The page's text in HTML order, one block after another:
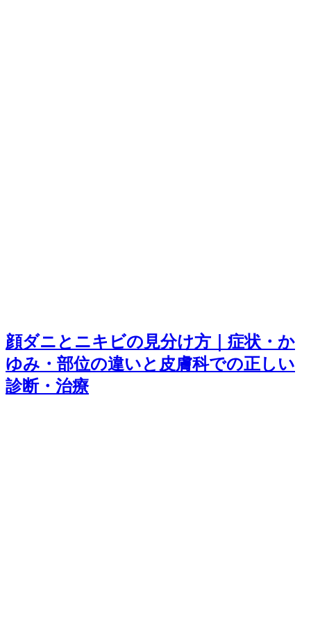
顔ダニとニキビの見分け方｜症状・か
ゆみ・部位の違いと皮膚科での正しい
診断・治療